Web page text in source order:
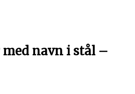
med navn i stål –